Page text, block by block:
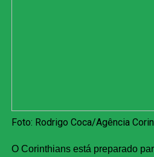
Foto: Rodrigo Coca/Agência
O Corinthians está preparado